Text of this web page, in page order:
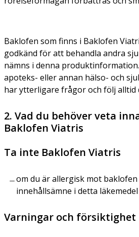
Baklofen som finns i Baklofen
godkänd för att behandla andra
nämns i denna
apoteks- eller annan hälso- och
har ytterligare frågor och följ alltid
2. Vad du behöver veta
Baklofen Viatris
Ta inte Baklofen Viatris
om du är allergisk mot
innehållsämne i detta
Varningar och försiktighet